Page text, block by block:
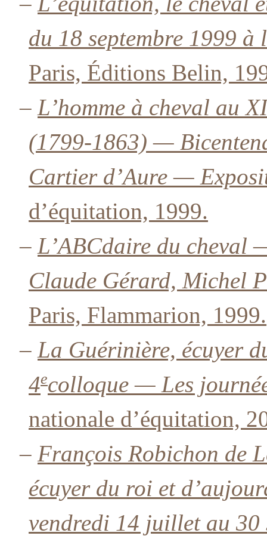
du 18 septembre 1999
Paris, Éditions Belin,
– L’homme à cheval au
(1799-1863) —
Cartier d’Aure —
d’équitation, 1999.
– L’ABCdaire du cheval
Claude Gérard, Michel
Paris, Flammarion, 1999.
– La Guérinière, écuyer
4ecolloque — Les
nationale d’équitation,
– François Robichon de
écuyer du roi et
vendredi 14 juillet au 30